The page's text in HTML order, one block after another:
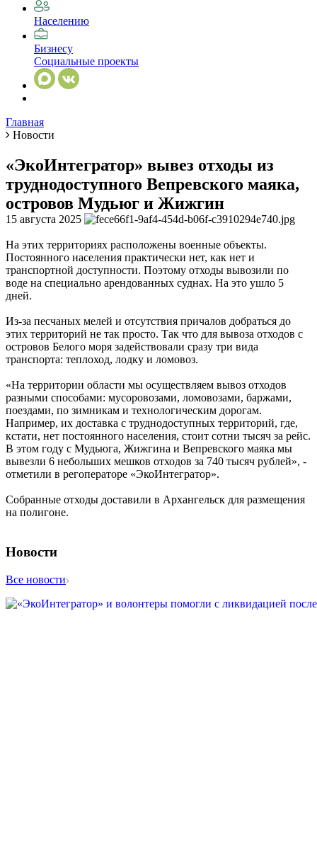
Населению
Бизнесу
Социальные проекты
Главная
Новости
«ЭкоИнтегратор» вывез отходы из
труднодоступного Вепревского маяка,
островов Мудьюг и Жижгин
15 августа 2025
На этих территориях расположены военные объекты.
Постоянного населения практически нет, как нет и
транспортной доступности. Поэтому отходы вывозили по
воде на специально арендованных суднах. На это ушло 5
дней.
Из-за песчаных мелей и отсутствия причалов добраться до
этих территорий не так просто. Так что для вывоза отходов с
островов Белого моря задействовали сразу три вида
транспорта: теплоход, лодку и ломовоз.
«На территории области мы осуществляем вывоз отходов
разными способами: мусоровозами, ломовозами, баржами,
поездами, по зимникам и технологическим дорогам.
Например, их доставка с труднодоступных территорий, где,
кстати, нет постоянного населения, стоит сотни тысяч за рейс.
В этом году с Мудьюга, Жижгина и Вепревского маяка мы
вывезли 6 небольших мешков отходов за 740 тысяч рублей», -
отметили в регоператоре «ЭкоИнтегратор».
Собранные отходы доставили в Архангельск для размещения
на полигоне.
Новости
Все новости